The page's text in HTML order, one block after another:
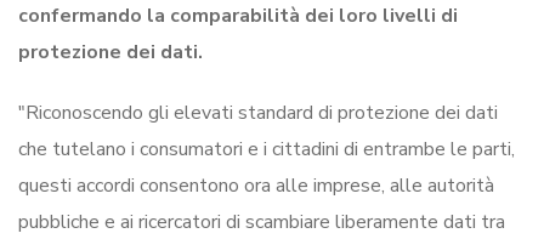
confermando la comparabilità dei loro livelli di
protezione dei dati.
"Riconoscendo gli elevati standard di protezione dei dati
che tutelano i consumatori e i cittadini di entrambe le parti,
questi accordi consentono ora alle imprese, alle autorità
pubbliche e ai ricercatori di scambiare liberamente dati tra